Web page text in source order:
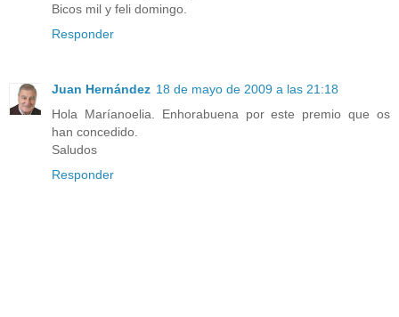
Bicos mil y feli domingo.
Responder
Juan Hernández 18 de mayo de 2009 a las 21:18
Hola Maríanoelia. Enhorabuena por este premio que os
han concedido.
Saludos
Responder